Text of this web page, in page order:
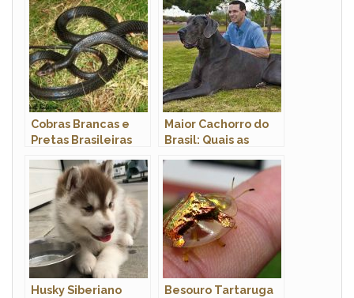
Cobras Brancas e
Pretas Brasileiras
Maior Cachorro do
Brasil: Quais as
Husky Siberiano
Besouro Tartaruga